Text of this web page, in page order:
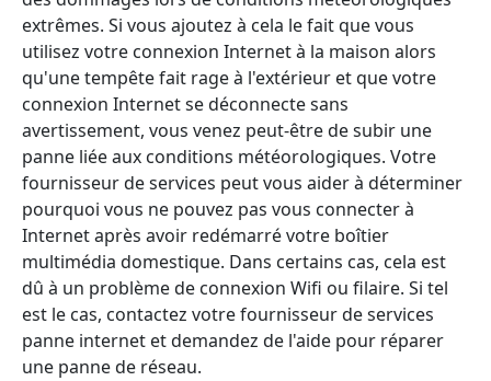
extrêmes. Si vous ajoutez à cela le fait que vous
utilisez votre connexion Internet à la maison alors
qu'une tempête fait rage à l'extérieur et que votre
connexion Internet se déconnecte sans
avertissement, vous venez peut-être de subir une
panne liée aux conditions météorologiques. Votre
fournisseur de services peut vous aider à déterminer
pourquoi vous ne pouvez pas vous connecter à
Internet après avoir redémarré votre boîtier
multimédia domestique. Dans certains cas, cela est
dû à un problème de connexion Wifi ou filaire. Si tel
est le cas, contactez votre fournisseur de services
panne internet et demandez de l'aide pour réparer
une panne de réseau.